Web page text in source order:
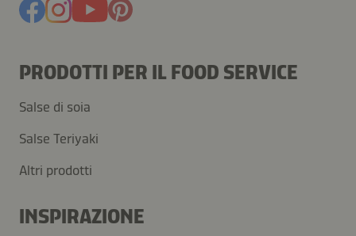
PRODOTTI PER IL FOOD SERVICE
Salse di soia
Salse Teriyaki
Altri prodotti
INSPIRAZIONE